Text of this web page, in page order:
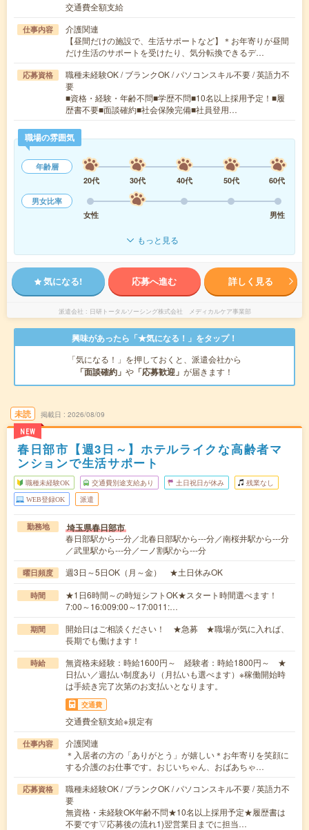
交通費全額支給
仕事内容
介護関連
【昼間だけの施設で、生活サポートなど】＊お年寄りが昼間
だけ生活のサポートを受けたり、気分転換できるデ…
応募資格
職種未経験OK / ブランクOK / パソコンスキル不要 / 英語力不
要
■資格・経験・年齢不問■学歴不問■10名以上採用予定！■履
歴書不要■面談確約■社会保険完備■社員登用…
職場の雰囲気
年齢層
20代
30代 40代 50代
60代
男女比率
女性
男性
もっと見る
気になる! 応募へ進む 詳しく見る
派遣会社 日研トータルソーシング株式会社 メディカルケア事業部
興味があったら「★気になる！」をタップ！
「気になる！」を押しておくと、派遣会社から
「面談確約」 や 「応募歓迎」 が届きます！
未読
NEW
掲載日 2026/08/09
春日部市【週3日～】ホテルライクな高齢者マ
ンションで生活サポート
職種未経験OK 交通費別途支給あり 土日祝日が休み 残業なし
WEB登録OK 派遣
勤務地 埼玉県春日部市
春日部駅から---分／北春日部駅から---分／南桜井駅から---分
／武里駅から---分／一ノ割駅から---分
曜日頻度 週3日～5日OK（月～金） ★土日休みOK
時間
★1日6時間～の時短シフトOK★スタート時間選べます！
7:00～16:009:00～17:0011:…
期間
開始日はご相談ください！ ★急募 ★職場が気に入れば、
長期でも働けます！
時給
無資格未経験：時給1600円～ 経験者：時給1800円～ ★
日払い／週払い制度あり（月払いも選べます）※稼働開始時
は手続き完了次第のお支払いとなります。
交通費
交通費全額支給※規定有
仕事内容
介護関連
＊入居者の方の「ありがとう」が嬉しい＊お年寄りを笑顔に
する介護のお仕事です。おじいちゃん、おばあちゃ…
応募資格
職種未経験OK / ブランクOK / パソコンスキル不要 / 英語力不
要
無資格・未経験OK年齢不問★10名以上採用予定★履歴書は
不要です▽応募後の流れ1)翌営業日までに担当…